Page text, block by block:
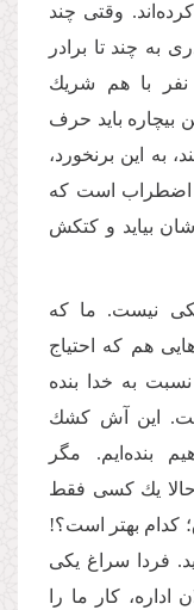
وقتى چند
به چند تا برادر
نفر با هم شریك
بیچاره باید حرف
به این برنخورد،
و اضطراب است که
بیاید و كتكش
نیست. ما كه
هم كه احتیاج
به خدا بنده‌‌
این آش كشك
بنده‌‌ایم. مگر
حالا یك كسى فقط
کدام بهتر است؟!
فردا سراغ یكى
اداره، كار ما را